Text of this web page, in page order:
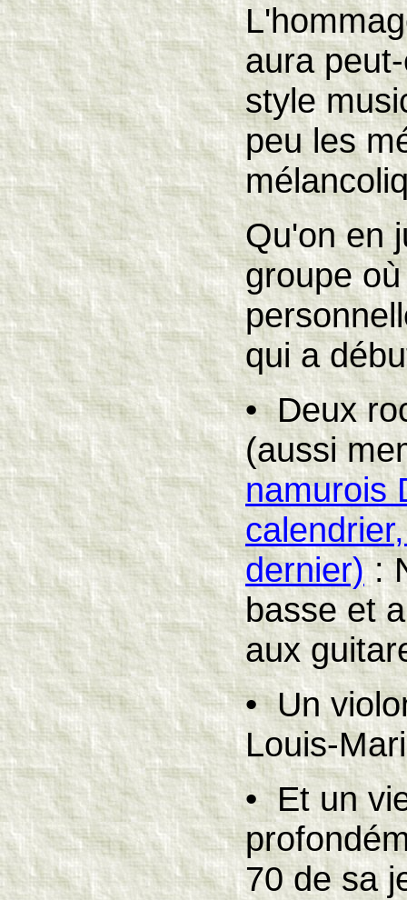
aura
style
peu les
Qu'on en
groupe
qui a
• Deux
(aussi
namurois
dernier):
basse et
aux
• Un
Louis-
• Et un
70 de sa